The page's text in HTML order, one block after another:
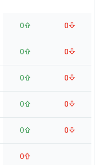
0 0
0 0
0 0
0 0
0 0
0